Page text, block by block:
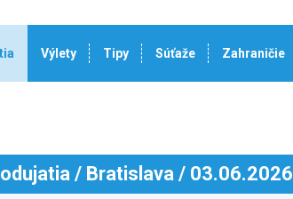
Výlety Tipy Súťaže Zahraničie
/ Bratislava / 03.06.2026